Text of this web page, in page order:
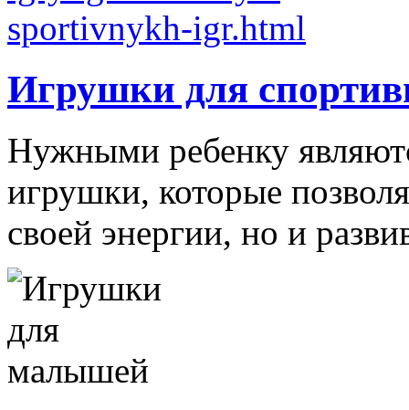
Игрушки для
Нужными ребенку
игрушки, которые
своей энергии, но и